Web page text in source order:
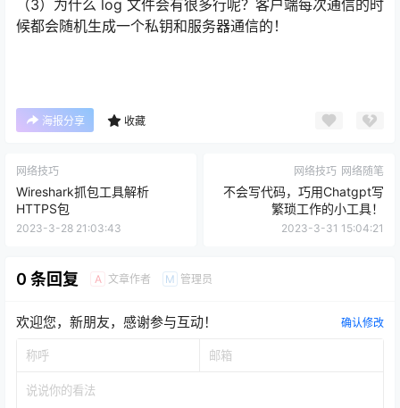
（3）为什么 log 文件会有很多行呢？客户端每次通信的时
候都会随机生成一个私钥和服务器通信的！
海报分享 收藏
网络技巧
Wireshark抓包工具解析
HTTPS包
2023-3-28 21:03:43
网络技巧 网络随笔
不会写代码，巧用Chatgpt写
繁琐工作的小工具！
2023-3-31 15:04:21
0 条回复 A 文章作者 M 管理员
欢迎您，新朋友，感谢参与互动！ 确认修改